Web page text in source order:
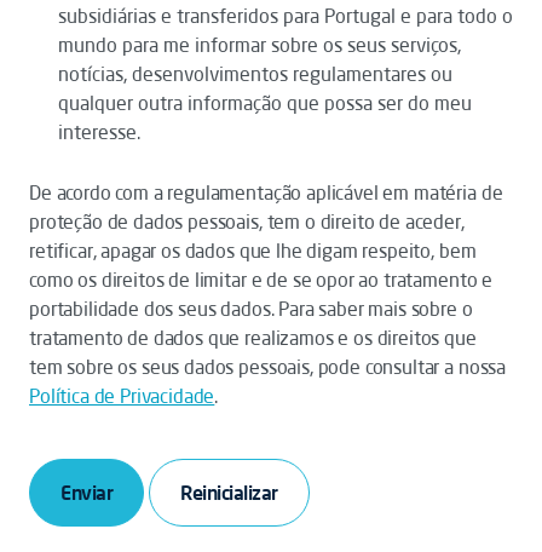
subsidiárias e transferidos para Portugal e para todo o
mundo para me informar sobre os seus serviços,
notícias, desenvolvimentos regulamentares ou
qualquer outra informação que possa ser do meu
interesse.
De acordo com a regulamentação aplicável em matéria de
proteção de dados pessoais, tem o direito de aceder,
retificar, apagar os dados que lhe digam respeito, bem
como os direitos de limitar e de se opor ao tratamento e
portabilidade dos seus dados. Para saber mais sobre o
tratamento de dados que realizamos e os direitos que
tem sobre os seus dados pessoais, pode consultar a nossa
Política de Privacidade.
Enviar